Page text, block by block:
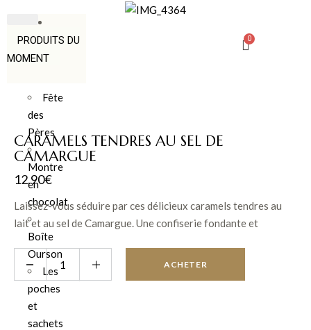
PRODUITS DU
MOMENT
Fête
des
Pères
Montre
en
chocolat
Boîte
Ourson
Les
poches
et
sachets
CARAMELS TENDRES AU SEL DE
CAMARGUE
12.90€
Laissez-vous séduire par ces délicieux caramels tendres au
lait et au sel de Camargue. Une confiserie fondante et
généreuse qui associe la douceur du caramel à une pointe
subtilement salée pour une expérience intensément
gourmande.
ACHETER